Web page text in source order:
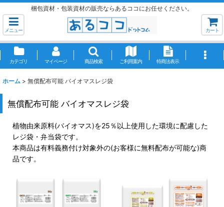
梱包資材・包装資材の販売ならあるココにお任せください。
メニュー カート
カテゴリ マイページ 商品検索 ご利用案内 特商法表示
ホーム > 無償配布可能 バイオマスレジ袋
無償配布可能 バイオマスレジ袋
植物由来原料(バイオマス)を25％以上使用した環境に配慮した
レジ袋・弁当袋です。
本商品は有料義務付け対象外の(お客様に無料配布が可能な)商
品です。